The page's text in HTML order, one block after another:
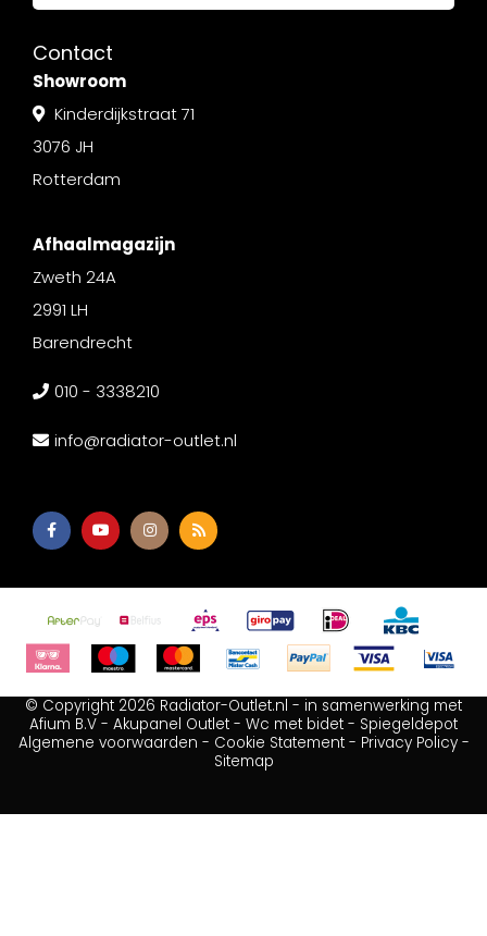
Contact
Showroom
Kinderdijkstraat 71
3076 JH
Rotterdam
Afhaalmagazijn
Zweth 24A
2991 LH
Barendrecht
010 - 3338210
info@radiator-outlet.nl
© Copyright 2026 Radiator-Outlet.nl - in samenwerking met
Afium B.V - Akupanel Outlet - Wc met bidet - Spiegeldepot
Algemene voorwaarden - Cookie Statement- Privacy Policy-
Sitemap